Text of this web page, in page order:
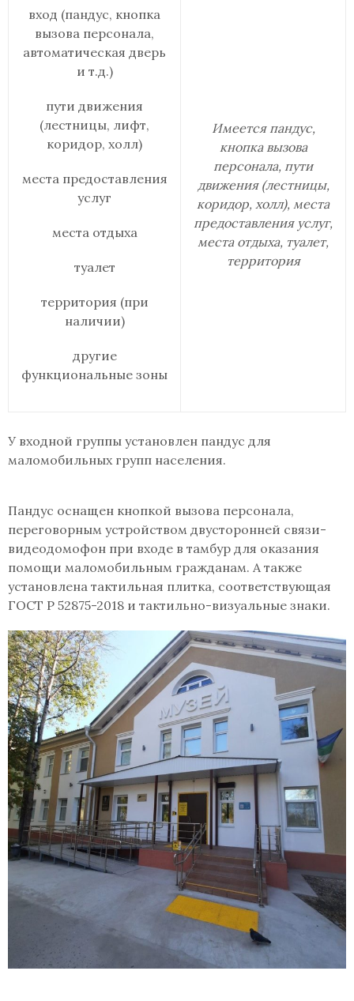
вход (пандус, кнопка
вызова персонала,
автоматическая дверь
и т.д.)
пути движения
(лестницы, лифт,
коридор, холл)
места предоставления
услуг
места отдыха
туалет
территория (при
наличии)
другие
функциональные зоны
Имеется пандус,
кнопка вызова
персонала, пути
движения (лестницы,
коридор, холл), места
предоставления услуг,
места отдыха, туалет,
территория
У входной группы установлен пандус для
маломобильных групп населения.
Пандус оснащен кнопкой вызова персонала,
переговорным устройством двусторонней связи-
видеодомофон при входе в тамбур для оказания
помощи маломобильным гражданам. А также
установлена тактильная плитка, соответствующая
ГОСТ Р 52875-2018 и тактильно-визуальные знаки.